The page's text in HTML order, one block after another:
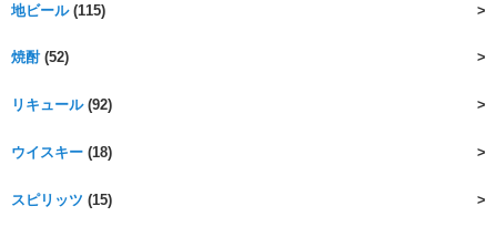
地ビール(115)
焼酎(52)
リキュール(92)
ウイスキー (18)
スピリッツ (15)